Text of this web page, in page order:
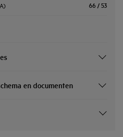
66 / 53
en documenten